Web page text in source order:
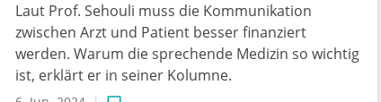
Laut Prof. Sehouli muss die Kommunikation
zwischen Arzt und Patient besser finanziert
werden. Warum die sprechende Medizin so wichtig
ist, erklärt er in seiner Kolumne.